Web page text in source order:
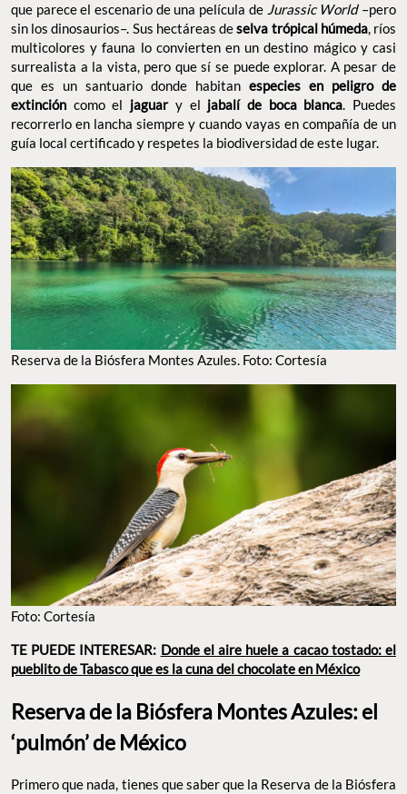
que parece el escenario de una película de Jurassic World–pero
sin los dinosaurios–. Sus hectáreas deselva trópical húmeda, ríos
multicolores y fauna lo convierten en un destino mágico y casi
surrealista a la vista, pero que sí se puede explorar. A pesar de
que es un santuario donde habitan especies en peligro de
extinción como el jaguar y el jabalí de boca blanca. Puedes
recorrerlo en lancha siempre y cuando vayas en compañía de un
guía local certificado y respetes la biodiversidad de este lugar.
Reserva de la Biósfera Montes Azules. Foto: Cortesía
Foto: Cortesía
TE PUEDE INTERESAR: Donde el aire huele a cacao tostado: el
pueblito de Tabasco que es la cuna del chocolate en México
Reserva de la Biósfera Montes Azules: el
‘pulmón’ de México
Primero que nada, tienes que saber que la Reserva de la Biósfera